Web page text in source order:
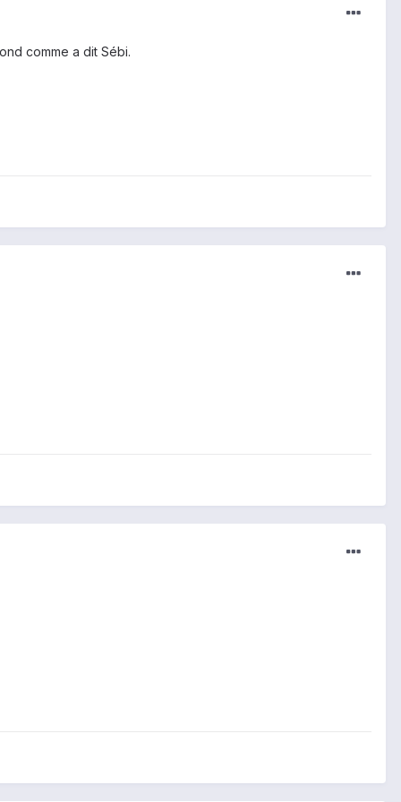
comme a dit Sébi.